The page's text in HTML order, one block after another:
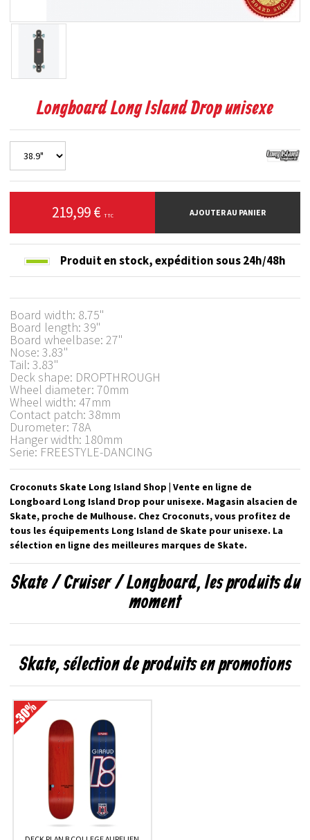
Longboard Long Island Drop unisexe
219,99 € TTC AJOUTER AU PANIER
Produit en stock,expédition sous 24h/48h
Board width: 8.75"
Board length: 39"
Board wheelbase: 27"
Nose: 3.83"
Tail: 3.83"
Deck shape: DROPTHROUGH
Wheel diameter: 70mm
Wheel width: 47mm
Contact patch: 38mm
Durometer: 78A
Hanger width: 180mm
Serie: FREESTYLE-DANCING
Croconuts Skate Long Island Shop | Vente en ligne de
Longboard Long Island Drop pour unisexe. Magasin alsacien de
Skate, proche de Mulhouse. Chez Croconuts, vous profitez de
tous les équipements Long Island de Skate pour unisexe. La
sélection en ligne des meilleures marques de Skate.
Skate / Cruiser / Longboard, les produits du
moment
Skate, sélection de produits en promotions